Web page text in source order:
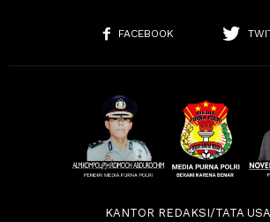
FACEBOOK
KANTOR REDAKSI/TATA